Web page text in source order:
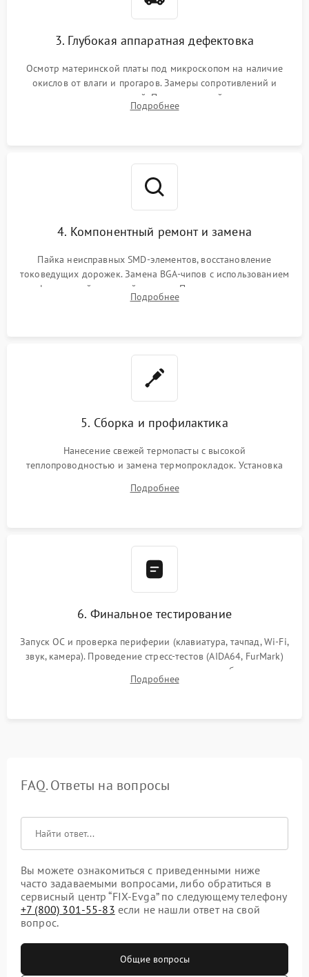
3. Глубокая аппаратная дефектовка
Осмотр материнской платы под микроскопом на наличие
окислов от влаги и прогаров. Замеры сопротивлений и
дежурных напряжений. Проверка цепей питания,
мультиконтроллера, процессора и видеочипа.
Подробнее
4. Компонентный ремонт и замена
Пайка неисправных SMD-элементов, восстановление
токоведущих дорожек. Замена BGA-чипов с использованием
инфракрасной паяльной станции. Прошивка микросхемы
BIOS или замена поврежденных портов USB
Подробнее
5. Сборка и профилактика
Нанесение свежей термопасты с высокой
теплопроводностью и замена термопрокладок. Установка
шлейфов, модулей памяти и накопителей. Предварительная
Подробнее
6. Финальное тестирование
Запуск ОС и проверка периферии (клавиатура, тачпад, Wi-Fi,
звук, камера). Проведение стресс-тестов (AIDA64, FurMark)
для контроля температурного режима и стабильности
системы под пиковой нагрузкой.
Подробнее
FAQ. Ответы на вопросы
Вы можете ознакомиться с приведенными ниже
часто задаваемыми вопросами, либо обратиться в
сервисный центр “FIX-Evga” по следующему телефону
+7 (800) 301-55-83 если не нашли ответ на свой
вопрос.
Общие вопросы